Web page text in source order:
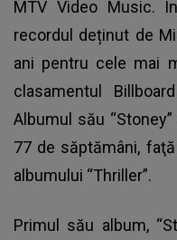
MTV Video Music.
recordul deținut de
ani pentru cele mai
clasamentul
Albumul său
77 de săptămâni,
albumului “Thriller”.
Primul său album,